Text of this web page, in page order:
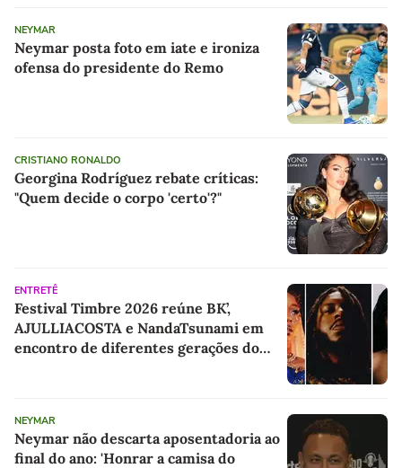
NEYMAR
Neymar posta foto em iate e ironiza
ofensa do presidente do Remo
CRISTIANO RONALDO
Georgina Rodríguez rebate críticas:
"Quem decide o corpo 'certo'?"
ENTRETÊ
Festival Timbre 2026 reúne BK’,
AJULLIACOSTA e NandaTsunami em
encontro de diferentes gerações do
NEYMAR
Neymar não descarta aposentadoria ao
final do ano: 'Honrar a camisa do